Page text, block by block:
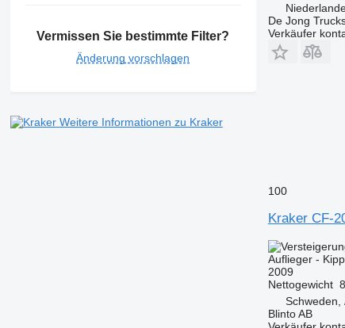
Vermissen Sie bestimmte Filter?
Änderung vorschlagen
Weitere Informationen zu Kraker
De Jong
Verkäufer
100
Kraker CF-
Auflieger -
2009
Nettogewicht
Schweden,
Blinto AB